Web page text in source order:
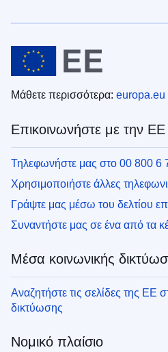
Μάθετε περισσότερα: europa.eu
Επικοινωνήστε με την ΕΕ
Τηλεφωνήστε μας στο 00 800 6
Χρησιμοποιήστε άλλες
Γράψτε μας μέσω του δελτίου
Συναντήστε μας σε ένα από τα
Μέσα κοινωνικής
Αναζητήστε τις σελίδες της ΕΕ
δικτύωσης
Νομικό πλαίσιο